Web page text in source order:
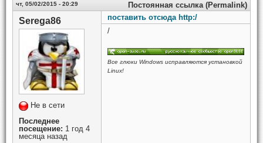
чт, 05/02/2015 - 20:29 Постоянная ссылка (Permalink)
Serega86
Не в сети
Последнее
посещение: 1 год 4
месяца назад
поставить отсюда http:/
/
Все глюки Windows исправляются установкой
Linux!